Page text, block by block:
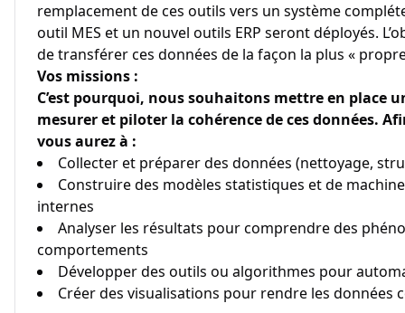
remplacement de ces outils vers un système
outil MES et un nouvel outils ERP seront déployés.
de transférer ces données de la façon la plus «
Vos missions :
C’est pourquoi, nous souhaitons mettre en place
mesurer et piloter la cohérence de ces données.
vous aurez à :
Collecter et préparer des données (nettoyage,
Construire des modèles statistiques et de
internes
Analyser les résultats pour comprendre des
comportements
Développer des outils ou algorithmes pour
Créer des visualisations pour rendre les données